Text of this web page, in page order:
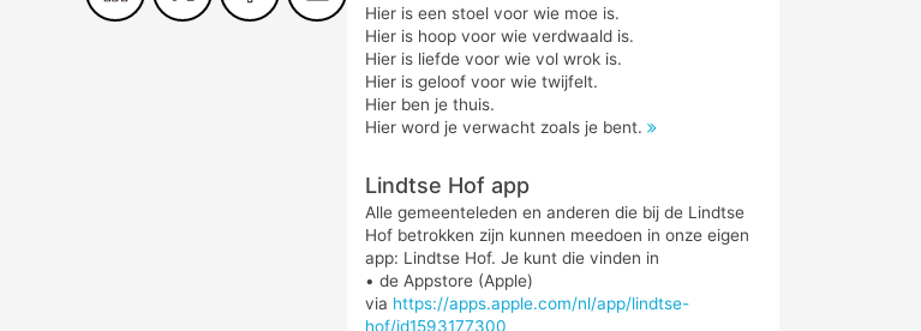
Hier is een stoel voor wie moe is.
Hier is hoop voor wie verdwaald is.
Hier is liefde voor wie vol wrok is.
Hier is geloof voor wie twijfelt.
Hier ben je thuis.
Hier word je verwacht zoals je bent.
Lindtse Hof app
Alle gemeenteleden en anderen die bij de Lindtse
Hof betrokken zijn kunnen meedoen in onze eigen
app: Lindtse Hof. Je kunt die vinden in
• de Appstore (Apple)
via https://apps.apple.com/nl/app/lindtse-
hof/id1593177300